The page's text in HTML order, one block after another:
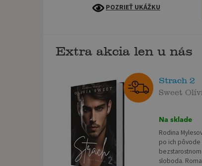
POZRIEŤ UKÁŽKU
Extra akcia len u nás
Strach 2
Sweet
Na sklade
Rodina
po ich
sloboda.